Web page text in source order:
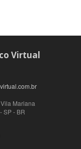
Virtual
Mariana
-SP- BR